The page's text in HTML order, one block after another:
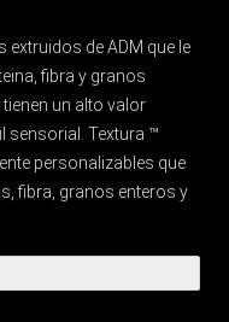
extruidos de ADM que le
fibra y granos
un alto valor
sensorial. Textura ™
personalizables que
fibra, granos enteros y